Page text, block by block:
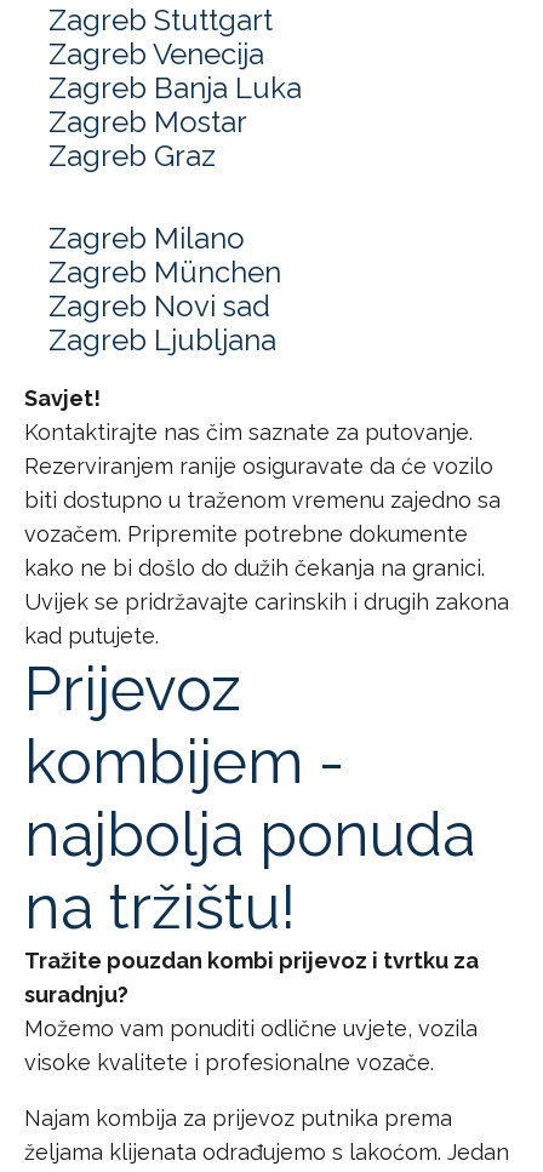
Zagreb Stuttgart
Zagreb Venecija
Zagreb Banja Luka
Zagreb Mostar
Zagreb Graz
Zagreb Milano
Zagreb München
Zagreb Novi sad
Zagreb Ljubljana
Savjet!
Kontaktirajte nas čim saznate za putovanje.
Rezerviranjem ranije osiguravate da će vozilo
biti dostupno u traženom vremenu zajedno sa
vozačem. Pripremite potrebne dokumente
kako ne bi došlo do dužih čekanja na granici.
Uvijek se pridržavajte carinskih i drugih zakona
kad putujete.
Prijevoz
kombijem -
najbolja ponuda
na tržištu!
Tražite pouzdan kombi prijevoz i tvrtku za
suradnju?
Možemo vam ponuditi odlične uvjete, vozila
visoke kvalitete i profesionalne vozače.
Najam kombija za prijevoz putnika prema
željama klijenata odrađujemo s lakoćom. Jedan